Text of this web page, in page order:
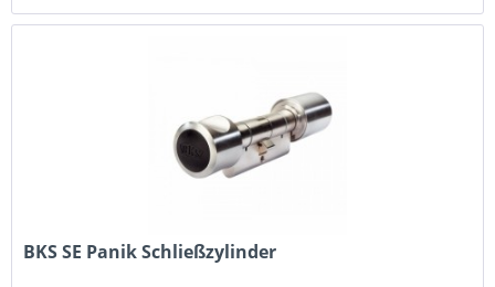
BKS SE Panik Schließzylinder